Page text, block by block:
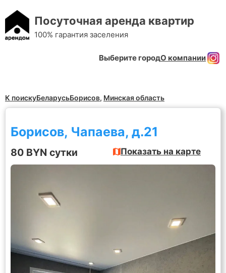
Посуточная аренда квартир
100% гарантия заселения
Выберите городО компании
К поискуБеларусьБорисов, Минская область
Борисов, Чапаева, д.21
80 BYN сутки Показать на карте